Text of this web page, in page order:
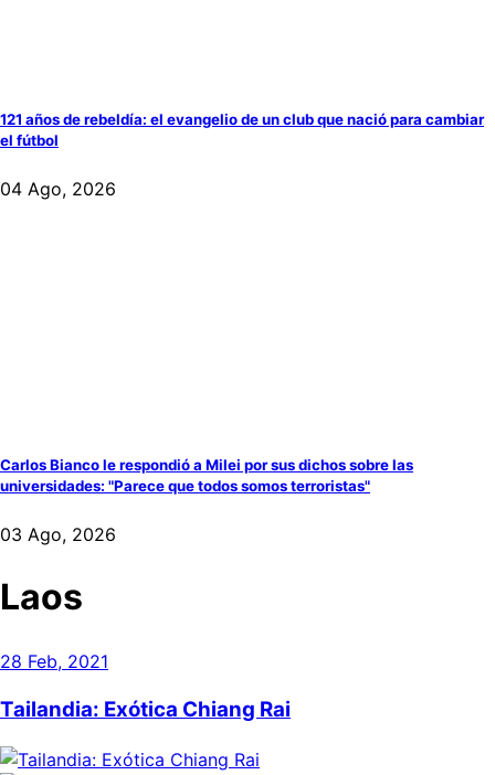
121 años de rebeldía: el evangelio de un club que nació para cambiar
el fútbol
04 Ago, 2026
Carlos Bianco le respondió a Milei por sus dichos sobre las
universidades: "Parece que todos somos terroristas"
03 Ago, 2026
Laos
28 Feb, 2021
Tailandia: Exótica Chiang Rai